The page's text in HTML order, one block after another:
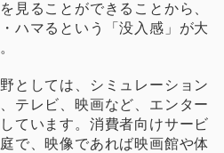
見ることができることから、
ハマるという「没入感」が大
としては、シミュレーション
テレビ、映画など、エンター
ています。消費者向けサービ
で、映像であれば映画館や体